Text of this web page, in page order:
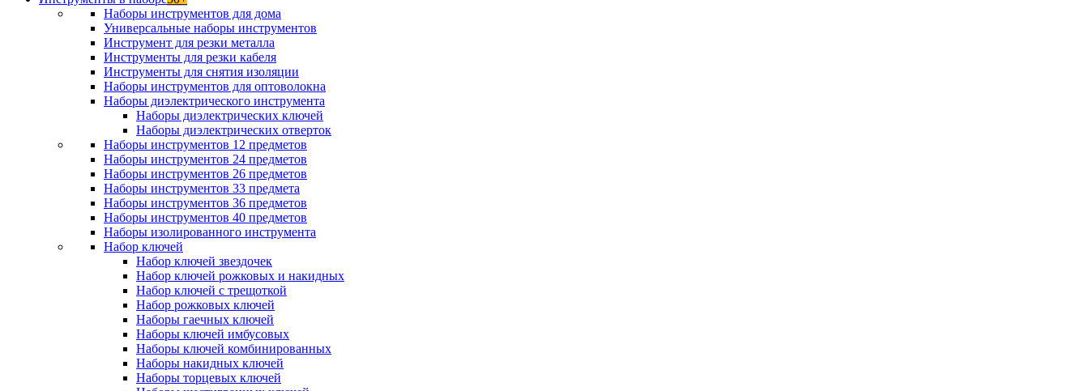
Наборы инструментов для дома
Универсальные наборы инструментов
Инструмент для резки металла
Инструменты для резки кабеля
Инструменты для снятия изоляции
Наборы инструментов для оптоволокна
Наборы диэлектрического инструмента
Наборы диэлектрических ключей
Наборы диэлектрических отверток
Наборы инструментов 12 предметов
Наборы инструментов 24 предметов
Наборы инструментов 26 предметов
Наборы инструментов 33 предмета
Наборы инструментов 36 предметов
Наборы инструментов 40 предметов
Наборы изолированного инструмента
Набор ключей
Набор ключей звездочек
Набор ключей рожковых и накидных
Набор ключей с трещоткой
Набор рожковых ключей
Наборы гаечных ключей
Наборы ключей имбусовых
Наборы ключей комбинированных
Наборы накидных ключей
Наборы торцевых ключей